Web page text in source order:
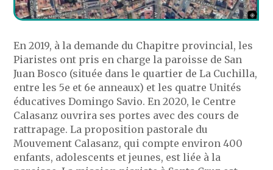
En 2019, à la demande du Chapitre provincial, les
Piaristes ont pris en charge la paroisse de San
Juan Bosco (située dans le quartier de La Cuchilla,
entre les 5e et 6e anneaux) et les quatre Unités
éducatives Domingo Savio. En 2020, le Centre
Calasanz ouvrira ses portes avec des cours de
rattrapage. La proposition pastorale du
Mouvement Calasanz, qui compte environ 400
enfants, adolescents et jeunes, est liée à la